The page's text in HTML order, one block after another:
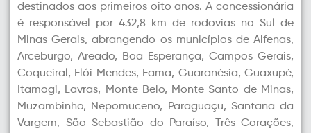
destinados aos primeiros oito anos. A concessionária
é responsável por 432,8 km de rodovias no Sul de
Minas Gerais, abrangendo os municípios de Alfenas,
Arceburgo, Areado, Boa Esperança, Campos Gerais,
Coqueiral, Elói Mendes, Fama, Guaranésia, Guaxupé,
Itamogi, Lavras, Monte Belo, Monte Santo de Minas,
Muzambinho, Nepomuceno, Paraguaçu, Santana da
Vargem, São Sebastião do Paraíso, Três Corações,